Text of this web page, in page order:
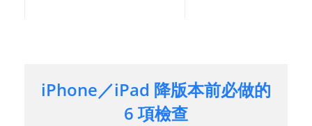
iPhone／iPad 降版本前必做的
6 項檢查